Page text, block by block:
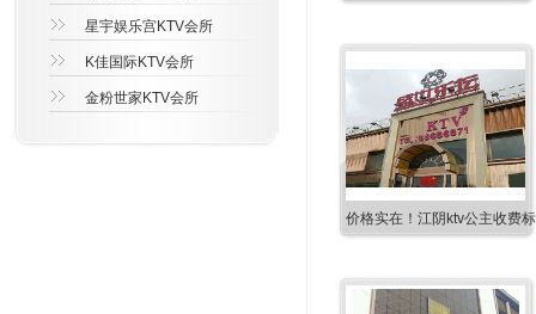
价格实在！江阴ktv公主收费
星宇娱乐宫KTV会所
K佳国际KTV会所
金粉世家KTV会所